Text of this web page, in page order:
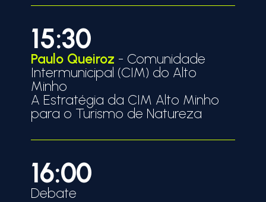
15:30
Paulo Queiroz - Comunidade
Intermunicipal (CIM) do Alto
Minho
A Estratégia da CIM Alto Minho
para o Turismo de Natureza
16:00
Debate